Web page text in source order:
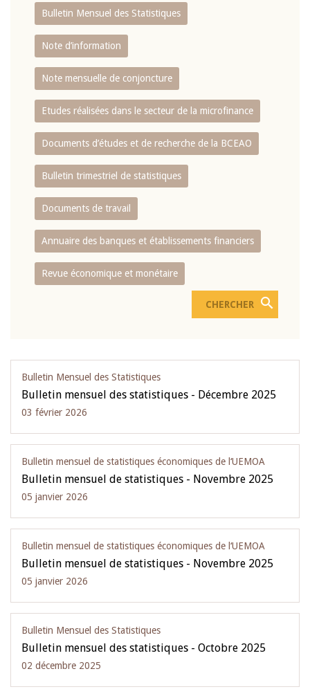
Bulletin Mensuel des Statistiques
Note d’information
Note mensuelle de conjoncture
Etudes réalisées dans le secteur de la microfinance
Documents d’études et de recherche de la BCEAO
Bulletin trimestriel de statistiques
Documents de travail
Annuaire des banques et établissements financiers
Revue économique et monétaire
Bulletin Mensuel des Statistiques
Bulletin mensuel des statistiques - Décembre 2025
03 février 2026
Bulletin mensuel de statistiques économiques de l‘UEMOA
Bulletin mensuel de statistiques - Novembre 2025
05 janvier 2026
Bulletin mensuel de statistiques économiques de l‘UEMOA
Bulletin mensuel de statistiques - Novembre 2025
05 janvier 2026
Bulletin Mensuel des Statistiques
Bulletin mensuel des statistiques - Octobre 2025
02 décembre 2025